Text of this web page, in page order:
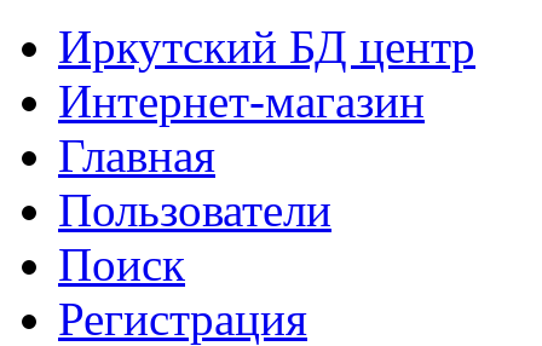
Иркутский БД центр
Интернет-магазин
Главная
Пользователи
Поиск
Регистрация